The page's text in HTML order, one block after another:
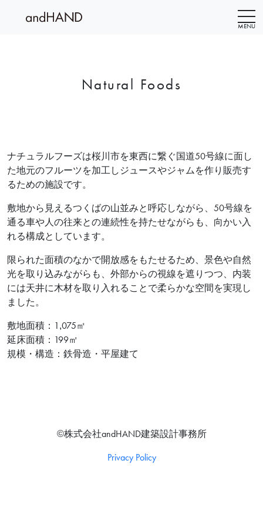
MENU
Natural Foods
ナチュラルフーズは桜川市を東西に繋ぐ国道50号線に面し
た地元のフルーツを加工しジュースやジャムを作り販売す
るための施設です。
敷地から見えるつくばの山並みと呼応しながら、50号線を
通る車や人の往来との連続性を持たせながらも、向かい入
れる構成としています。
限られた面積のなかで開放感をもたせるため、景色や自然
光を取り込みながらも、外部からの視線を遮りつつ、内装
には天井に木材を取り入れることで柔らかな空間を実現し
ました。
敷地面積：1,075㎡
延床面積：199㎡
規模・構造：鉄骨造・平屋建て
©株式会社andHAND建築設計事務所
Privacy Policy